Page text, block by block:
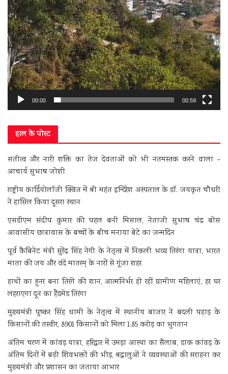
00:00 00:59
हाल के पोस्ट
सतीत्व और नारी शक्ति का तेज देवताओं को भी नतमस्तक करने वाला –
आचार्य सुभाष जोशी
राष्ट्रीय कार्डियोलॉजी क्विज में श्री महंत इन्दिरेश अस्पताल के डॉ. जयकृत चौधरी
ने हासिल किया दूसरा स्थान
एसडीएम संदीप कुमार की पहल बनी मिसाल, नेताजी सुभाष चंद्र बोस
आवासीय छात्रावास के बच्चों के बीच मनाया बेटे का जन्मदिन
पूर्व कैबिनेट मंत्री सुरेंद्र सिंह नेगी के नेतृत्व में निकली भव्य तिरंगा यात्रा, भारत
माता की जय और वंदे मातरम् के नारों से गूंजा शहर
हाथों का हुनर बना तिरंगे की शान, आत्मनिर्भर हो रहीं ग्रामीण महिलाएं, हर घर
लहराएगा दून का हैंडमेड तिरंगा
मुख्यमंत्री पुष्कर सिंह धामी के नेतृत्व में स्थानीय बाजार ने बदली पहाड़ के
किसानों की तस्वीर, 8901 किसानों को मिला 1.85 करोड़ का भुगतान
अंतिम चरण में कांवड़ यात्रा, हरिद्वार में उमड़ा आस्था का सैलाब, डाक कांवड़ के
अंतिम दिनों में बढ़ी शिवभक्तों की भीड़, श्रद्धालुओं ने व्यवस्थाओं की सराहना कर
मुख्यमंत्री और प्रशासन का जताया आभार